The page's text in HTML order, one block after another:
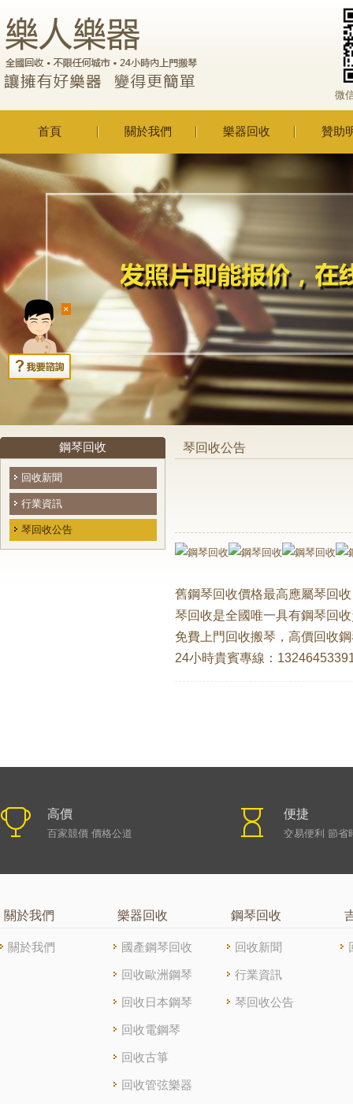
微
首頁 關於我們 樂器回收 贊助
鋼琴回收
回收新聞
行業資訊
琴回收公告
琴回收公告
舊鋼琴回收價格最高應屬琴回收
琴回收是全國唯一具有鋼琴回
免費上門回收搬琴，高價回收
24小時貴賓專線：
高價
百家競價 價格公道
便捷
交易便利 節省
關於我們
關於我們
樂器回收
國產鋼琴回收
回收歐洲鋼琴
回收日本鋼琴
回收電鋼琴
回收古箏
回收管弦樂器
鋼琴回收
回收新聞
行業資訊
琴回收公告
×